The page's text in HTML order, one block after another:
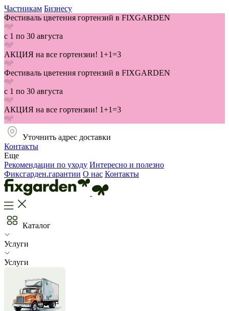
Частникам Бизнесу
Фестиваль цветения гортензий в FIXGARDEN
с 1 по 30 августа
АКЦИЯ на все гортензии! 1+1=3
Фестиваль цветения гортензий в FIXGARDEN
с 1 по 30 августа
АКЦИЯ на все гортензии! 1+1=3
Уточнить адрес доставки
Контакты
Еще
Рекомендации по уходу Интересно и полезно
Фиксгарден.гарантии О нас Контакты
Каталог
Услуги
Услуги